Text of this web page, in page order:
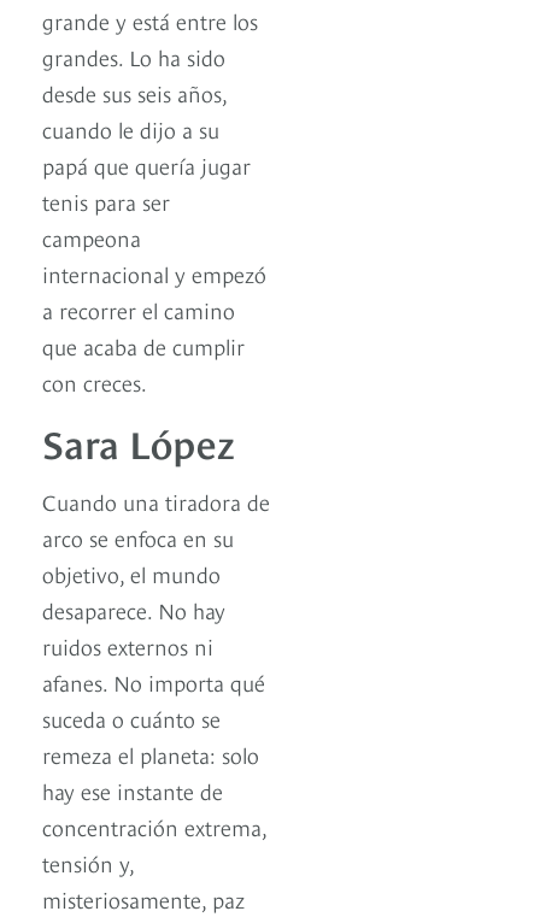
grande y está entre los
grandes. Lo ha sido
desde sus seis años,
cuando le dijo a su
papá que quería jugar
tenis para ser
campeona
internacional y empezó
a recorrer el camino
que acaba de cumplir
con creces.
Sara López
Cuando una tiradora de
arco se enfoca en su
objetivo, el mundo
desaparece. No hay
ruidos externos ni
afanes. No importa qué
suceda o cuánto se
remeza el planeta: solo
hay ese instante de
concentración extrema,
tensión y,
misteriosamente, paz